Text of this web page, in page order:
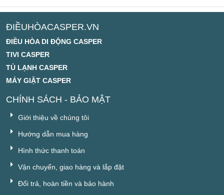
ĐIỀUHÒACASPER.VN
ĐIỀU HÒA DI ĐỘNG CASPER
TIVI CASPER
TỦ LẠNH CASPER
MÁY GIẶT CASPER
CHÍNH SÁCH - BẢO MẬT
Giới thiệu về chúng tôi
Hướng dẫn mua hàng
Hình thức thanh toán
Vận chuyển, giao hàng và lắp đặt
Đổi trả, hoàn tiền và bảo hành